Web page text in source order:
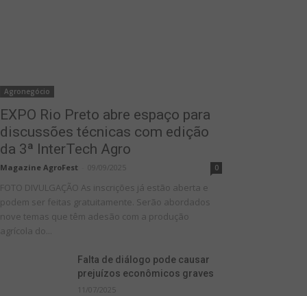
Agronegócio
EXPO Rio Preto abre espaço para
discussões técnicas com edição
da 3ª InterTech Agro
Magazine AgroFest 09/09/2025 0
FOTO DIVULGAÇÃO As inscrições já estão aberta e
podem ser feitas gratuitamente. Serão abordados
nove temas que têm adesão com a produção
agrícola do...
Falta de diálogo pode causar
prejuízos econômicos graves
11/07/2025